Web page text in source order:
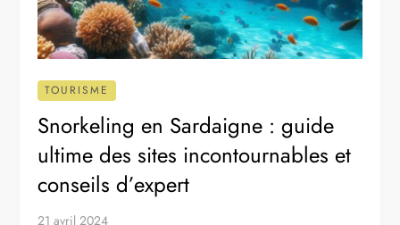
TOURISME
Snorkeling en Sardaigne : guide
ultime des sites incontournables et
conseils d’expert
21 avril 2024